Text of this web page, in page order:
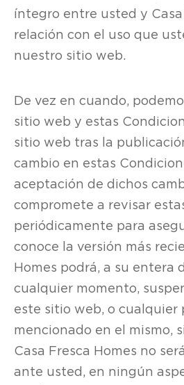
íntegro entre usted y Casa
relación con el uso que
nuestro sitio web.
De vez en cuando,
sitio web y estas
sitio web tras la
cambio en estas
aceptación de dichos
compromete a revisar
periódicamente para
conoce la versión más
Homes podrá, a su entera
cualquier momento,
este sitio web, o cualquier
mencionado en el mismo,
Casa Fresca Homes no
ante usted, en ningún